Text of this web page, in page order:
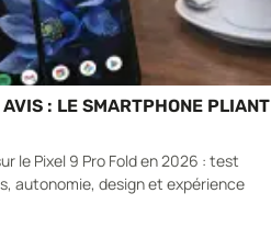
: LE SMARTPHONE PLIANT
le Pixel 9 Pro Fold en 2026 : test
autonomie, design et expérience